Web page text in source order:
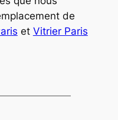
de
et Vitrier Paris